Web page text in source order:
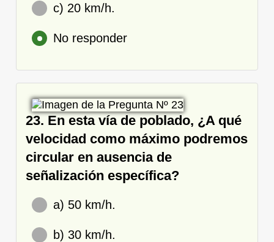
c) 20 km/h.
No responder
23. En esta vía de poblado, ¿A qué
velocidad como máximo podremos
circular en ausencia de
señalización específica?
a) 50 km/h.
b) 30 km/h.